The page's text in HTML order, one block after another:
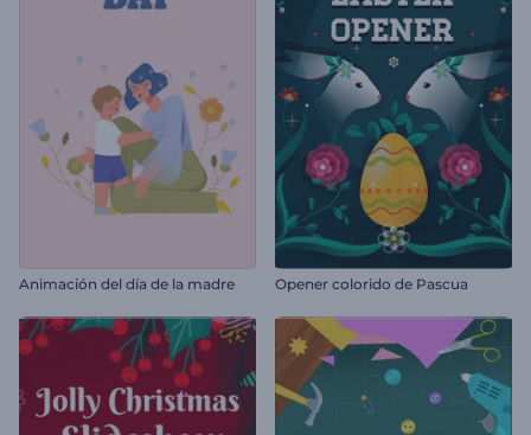
Animación del día de la madre Opener colorido de Pascua